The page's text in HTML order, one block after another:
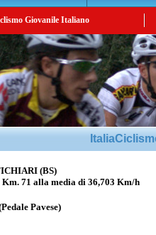
Giovanile Italiano
(BS)
71 alla media di 36,703 Km/h
Pavese)